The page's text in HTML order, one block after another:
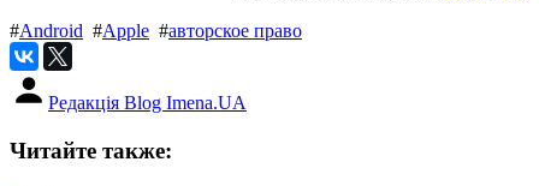
#Android #Apple #авторское право
Редакція Blog Imena.UA
Читайте также: